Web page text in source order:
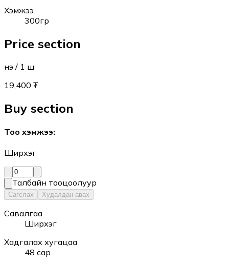
Хэмжээ
300гр
Price section
Үнэ / 1 ш
19,400 ₮
Buy section
Тоо хэмжээ:
Ширхэг
Талбайн тооцоолуур
Сагслах Худалдан авах
Савалгаа
Ширхэг
Хадгалах хугацаа
48 сар